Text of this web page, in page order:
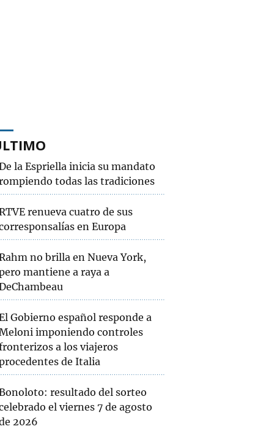
la Espriella inicia su mandato
todas las tradiciones
renueva cuatro de sus
en Europa
no brilla en Nueva York,
mantiene a raya a
Gobierno español responde a
imponiendo controles
a los viajeros
de Italia
resultado del sorteo
el viernes 7 de agosto
2026